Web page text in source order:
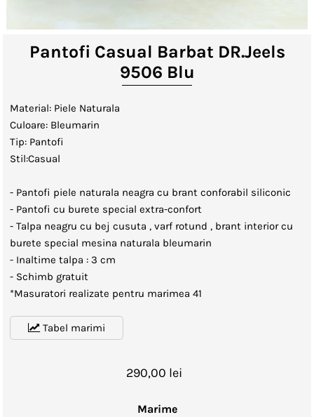
Pantofi Casual Barbat DR.Jeels
9506 Blu
Material: Piele Naturala
Culoare: Bleumarin
Tip: Pantofi
Stil:Casual
- Pantofi piele naturala neagra cu brant conforabil siliconic
- Pantofi cu burete special extra-confort
- Talpa neagru cu bej cusuta , varf rotund , brant interior cu
burete special mesina naturala bleumarin
- Inaltime talpa : 3 cm
- Schimb gratuit
*Masuratori realizate pentru marimea 41
Tabel marimi
290,00 lei
Marime